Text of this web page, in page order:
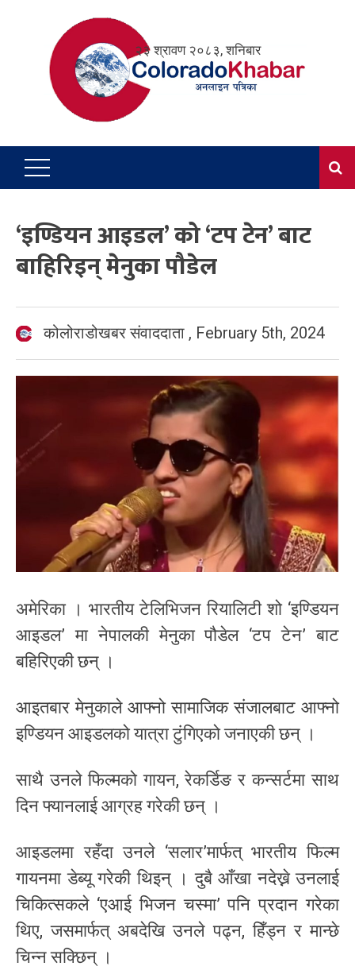
२३ श्रावण २०८३, शनिबार
‘इण्डियन आइडल’ को ‘टप टेन’ बाट
बाहिरिइन् मेनुका पौडेल
कोलोराडोखबर संवाददाता , February 5th, 2024
अमेरिका । भारतीय टेलिभिजन रियालिटी शो ‘इण्डियन
आइडल’ मा नेपालकी मेनुका पौडेल ‘टप टेन’ बाट
बहिरिएकी छन् ।
आइतबार मेनुकाले आफ्नो सामाजिक संजालबाट आफ्नो
इण्डियन आइडलको यात्रा टुंगिएको जनाएकी छन् ।
साथै उनले फिल्मको गायन, रेकर्डिङ र कन्सर्टमा साथ
दिन फ्यानलाई आग्रह गरेकी छन् ।
आइडलमा रहँदा उनले ‘सलार’मार्फत् भारतीय फिल्म
गायनमा डेब्यू गरेकी थिइन् । दुबै आँखा नदेख्ने उनलाई
चिकित्सकले ‘एआई भिजन चस्मा’ पनि प्रदान गरेका
थिए, जसमार्फत् अबदेखि उनले पढ्न, हिँड्न र मान्छे
चिन्न सक्छिन् ।